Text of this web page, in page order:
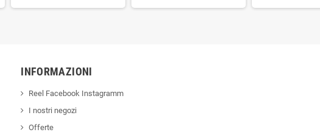
INFORMAZIONI
Reel Facebook Instagramm
I nostri negozi
Offerte